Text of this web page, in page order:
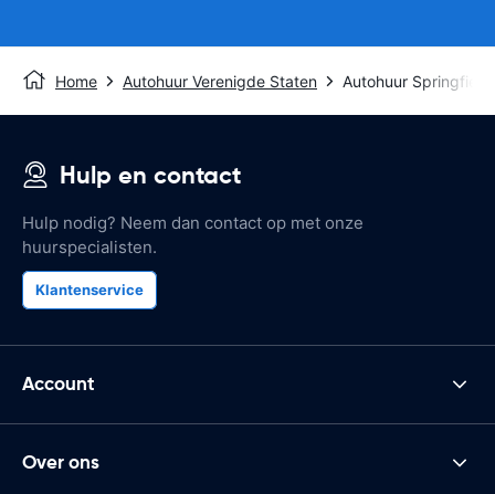
Home Autohuur Verenigde Staten Autohuur
Hulp en contact
Hulp nodig? Neem dan contact op met onze
huurspecialisten.
Klantenservice
Account
Over ons